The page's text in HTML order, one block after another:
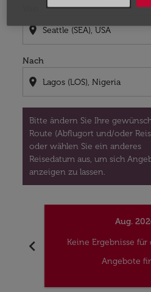
location_on
Nach
location_on
Bitte ändern Sie Ihre
Route (Abflugort und/oder
oder wählen Sie ein anderes
Reisedatum aus, um sich
anzeigen zu lassen.
chevron_left
Aug.
Keine Ergebnisse
Angebote